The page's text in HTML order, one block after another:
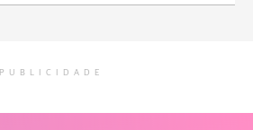
PUBLICIDADE